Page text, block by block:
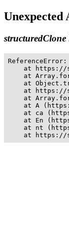
structuredClone
at
at
at
at
at
at A
at ca
at En
at nt
at